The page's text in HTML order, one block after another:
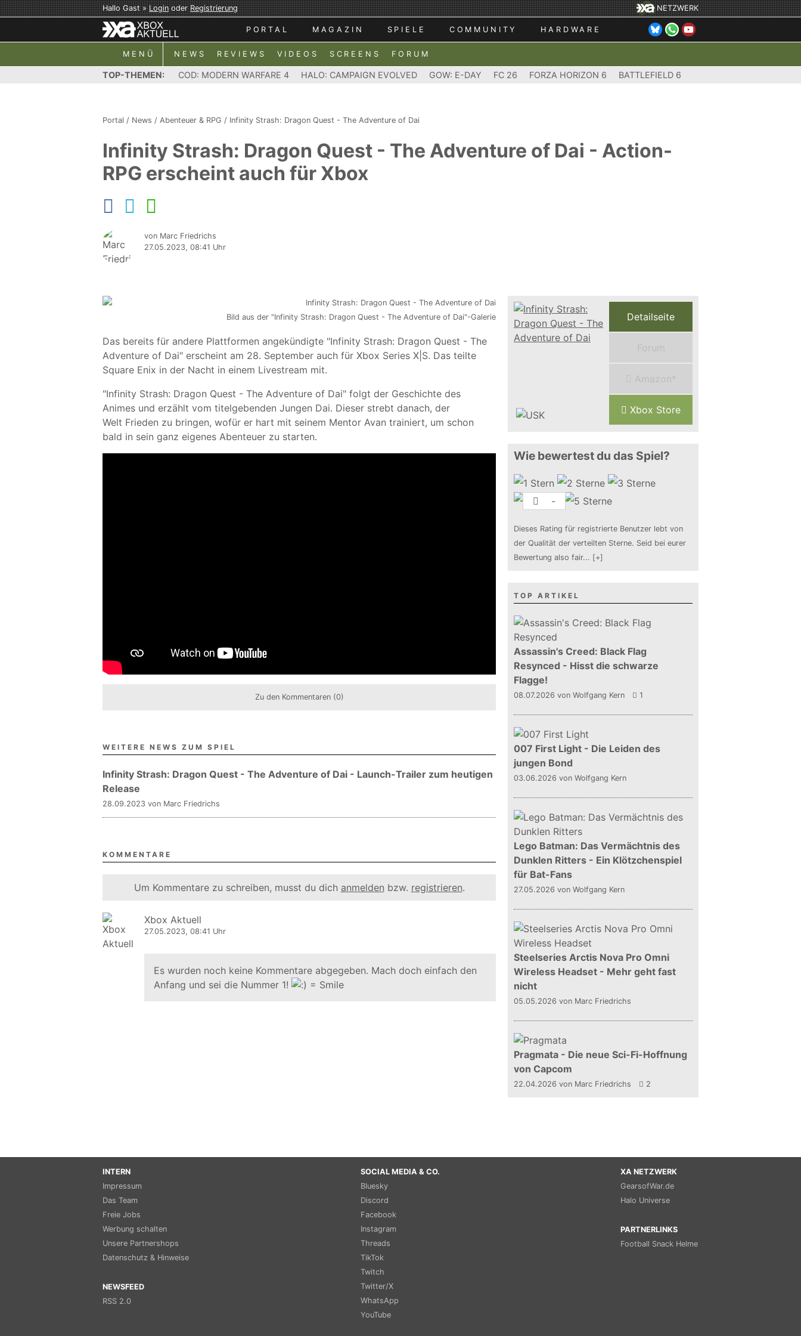
Hallo Gast »LoginoderRegistrierung NETZWERK
PORTAL MAGAZIN SPIELE COMMUNITY HARDWARE
MENÜ NEWS REVIEWS VIDEOS SCREENS FORUM
TOP-THEMEN: COD: MODERN WARFARE 4 HALO: CAMPAIGN EVOLVED GOW: E-DAY FC 26 FORZA HORIZON 6 BATTLEFIELD 6
Portal / News / Abenteuer & RPG / Infinity Strash: Dragon Quest - The Adventure of Dai
Infinity Strash: Dragon Quest - The Adventure of Dai - Action-
RPG erscheint auch für Xbox
von Marc Friedrichs
27.05.2023, 08:41 Uhr
Bild aus der "Infinity Strash: Dragon Quest - The Adventure of Dai"-Galerie
Das bereits für andere Plattformen angekündigte "Infinity Strash: Dragon Quest - The
Adventure of Dai" erscheint am 28. September auch für Xbox Series X|S. Das teilte
Square Enix in der Nacht in einem Livestream mit.
"Infinity Strash: Dragon Quest - The Adventure of Dai" folgt der Geschichte des
Animes und erzählt vom titelgebenden Jungen Dai. Dieser strebt danach, der
Welt Frieden zu bringen, wofür er hart mit seinem Mentor Avan trainiert, um schon
bald in sein ganz eigenes Abenteuer zu starten.
Zu den Kommentaren (0)
WEITERE NEWS ZUM SPIEL
Infinity Strash: Dragon Quest - The Adventure of Dai - Launch-Trailer zum heutigen
Release
28.09.2023 von Marc Friedrichs
KOMMENTARE
Um Kommentare zu schreiben, musst du dich anmelden bzw. registrieren.
Xbox Aktuell
27.05.2023, 08:41 Uhr
Es wurden noch keine Kommentare abgegeben. Mach doch einfach den
Anfang und sei die Nummer 1!
Detailseite
Forum
Amazon*
Xbox Store
Wie bewertest du das Spiel?
-
Dieses Rating für registrierte Benutzer lebt von
der Qualität der verteilten Sterne. Seid bei eurer
Bewertung also fair... [+]
TOP ARTIKEL
Assassin's Creed: Black Flag
Resynced - Hisst die schwarze
Flagge!
08.07.2026 von Wolfgang Kern 1
007 First Light - Die Leiden des
jungen Bond
03.06.2026 von Wolfgang Kern
Lego Batman: Das Vermächtnis des
Dunklen Ritters - Ein Klötzchenspiel
für Bat-Fans
27.05.2026 von Wolfgang Kern
Steelseries Arctis Nova Pro Omni
Wireless Headset - Mehr geht fast
nicht
05.05.2026 von Marc Friedrichs
Pragmata - Die neue Sci-Fi-Hoffnung
von Capcom
22.04.2026 von Marc Friedrichs 2
INTERN
Impressum
Das Team
Freie Jobs
Werbung schalten
Unsere Partnershops
Datenschutz & Hinweise
NEWSFEED
RSS 2.0
SOCIAL MEDIA & CO.
Bluesky
Discord
Facebook
Instagram
Threads
TikTok
Twitch
Twitter/X
WhatsApp
YouTube
XA NETZWERK
GearsofWar.de
Halo Universe
PARTNERLINKS
Football Snack Helme